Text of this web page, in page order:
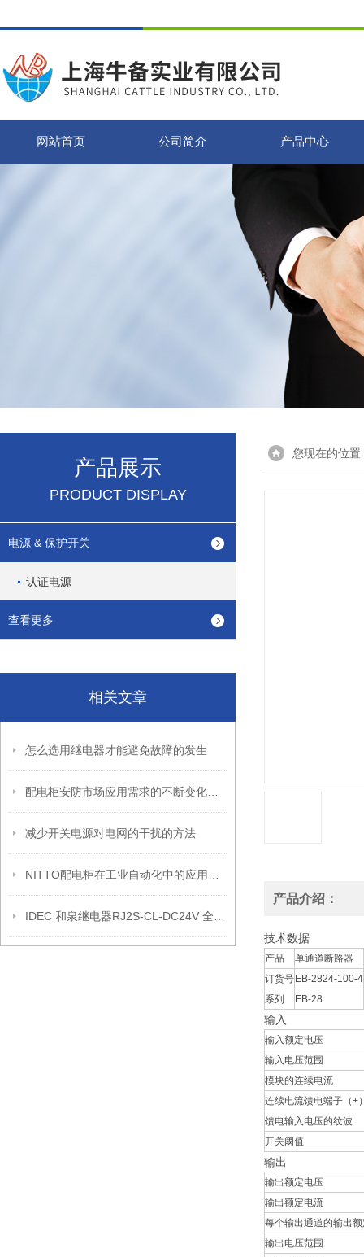
网站首页 公司简介 产品中心
产品展示
PRODUCT DISPLAY
电源 & 保护开关
认证电源
查看更多
相关文章
怎么选用继电器才能避免故障的发生
减少开关电源对电网的干扰的方法
您现在的位置
产品介绍：
技术数据
产品
单通道断路器
订货号 EB-2824-100-4
系列
EB-28
输入
输入额定电压
输入电压范围
模块的连续电流
连续电流馈电端子（+
馈电输入电压的纹波
开关阈值
输出
输出额定电压
输出额定电流
每个输出通道的输出
输出电压范围